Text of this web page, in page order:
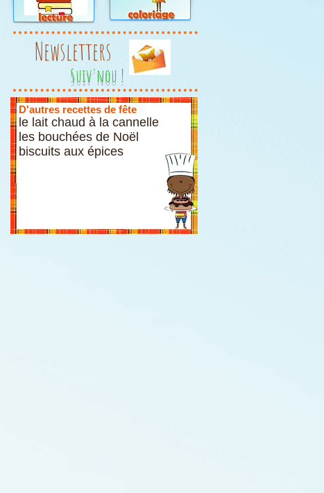
Newsletters
Suiv'nou !
D'autres recettes de fête
le lait chaud à la cannelle
les bouchées de Noël
biscuits aux épices